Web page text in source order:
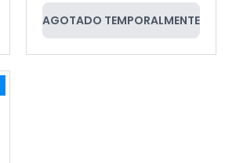
AGOTADO TEMPORALMENTE